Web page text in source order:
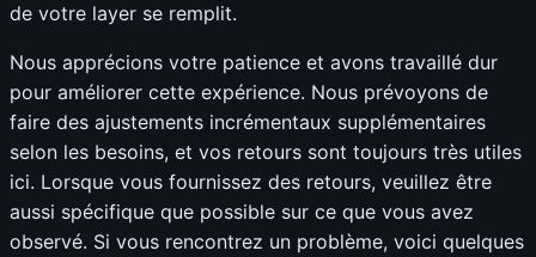
de votre layer se remplit.
Nous apprécions votre patience et avons travaillé dur
pour améliorer cette expérience. Nous prévoyons de
faire des ajustements incrémentaux supplémentaires
selon les besoins, et vos retours sont toujours très utiles
ici. Lorsque vous fournissez des retours, veuillez être
aussi spécifique que possible sur ce que vous avez
observé. Si vous rencontrez un problème, voici quelques